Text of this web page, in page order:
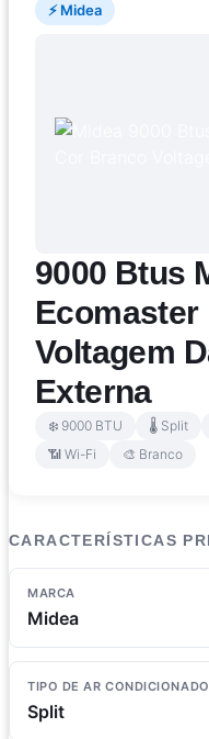
⚡ Midea
9000 Btus
Ecomaster
Voltagem
Externa
❄️ 9000 BTU 🌡️ Split
📶 Wi-Fi
🎨 Branco
CARACTERÍSTICAS
MARCA
Midea
TIPO DE AR CONDICIONADO
Split